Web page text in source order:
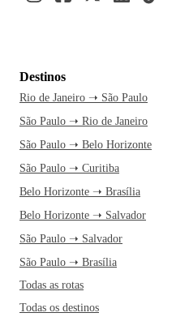
Destinos
Rio de Janeiro ➝ São Paulo
São Paulo ➝ Rio de Janeiro
São Paulo ➝ Belo Horizonte
São Paulo ➝ Curitiba
Belo Horizonte ➝ Brasília
Belo Horizonte ➝ Salvador
São Paulo ➝ Salvador
São Paulo ➝ Brasília
Todas as rotas
Todas os destinos